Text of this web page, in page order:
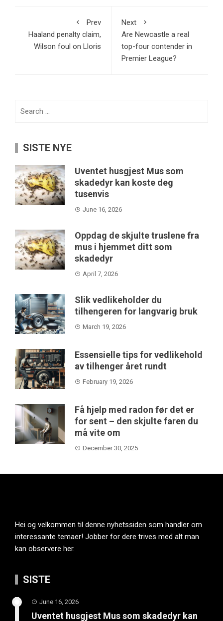
Prev
Haaland penalty claim,
Wilson foul on Lloris
Next
Are Newcastle a real
top-four contender in
Premier League?
SISTE NYE
Uventet husgjest Mus som
skadedyr kan koste deg
tusenvis
June 16, 2026
Oppdag de skjulte truslene fra
mus i hjemmet ditt som
skadedyr
April 7, 2026
Slik vedlikeholder du
tilhengeren for langvarig bruk
March 19, 2026
Essensielle tips for vedlikehold
av tilhenger året rundt
February 19, 2026
Få hjelp med radon før det er
for sent – den skjulte faren du
må vite om
December 30, 2025
Hei og velkommen til denne nyhetssiden som handler om
interessante temaer! Jobber for dere trives med alt man
kan observere her.
SISTE
June 16, 2026
Uventet husgjest Mus som skadedyr kan